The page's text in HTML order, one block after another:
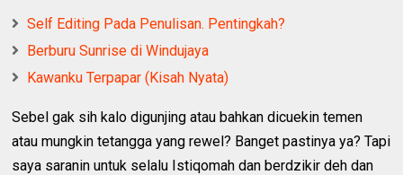
Self Editing Pada Penulisan. Pentingkah?
Berburu Sunrise di Windujaya
Kawanku Terpapar (Kisah Nyata)
Sebel gak sih kalo digunjing atau bahkan dicuekin temen
atau mungkin tetangga yang rewel? Banget pastinya ya? Tapi
saya saranin untuk selalu Istiqomah dan berdzikir deh dan